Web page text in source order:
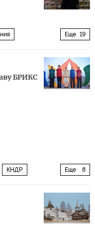
Еще 19
Игорь Моргулов
КНДР
БРИКС
Еще 8
КНДР